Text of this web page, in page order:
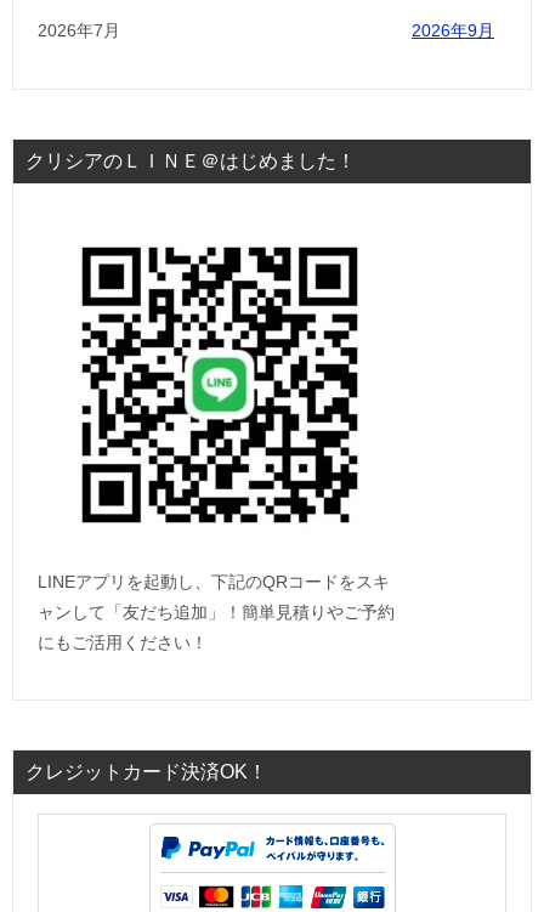
2026年7月 2026年9月
クリシアのＬＩＮＥ＠はじめました！
LINEアプリを起動し、下記のQRコードをスキ
ャンして「友だち追加」！簡単見積りやご予約
にもご活用ください！
クレジットカード決済OK！